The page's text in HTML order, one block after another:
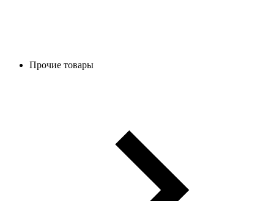
Прочие товары